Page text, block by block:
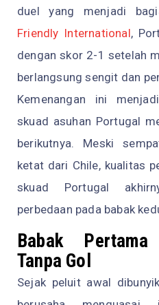
duel yang menjadi
Friendly International,
dengan skor 2-1 setelah
berlangsung sengit dan
Kemenangan ini
skuad asuhan Portugal
berikutnya. Meski
ketat dari Chile, kualitas
skuad Portugal
perbedaan pada babak
Babak
Tanpa Gol
Sejak peluit awal